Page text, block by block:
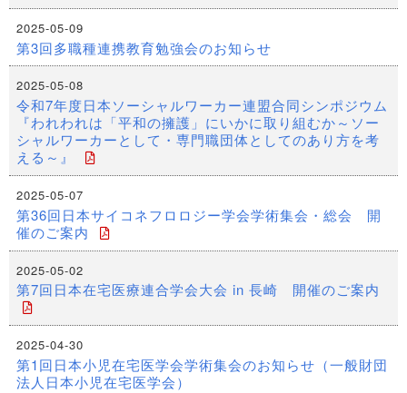
2025-05-09
第3回多職種連携教育勉強会のお知らせ
2025-05-08
令和7年度日本ソーシャルワーカー連盟合同シンポジウム
『われわれは「平和の擁護」にいかに取り組むか～ソー
シャルワーカーとして・専門職団体としてのあり方を考
える～』
2025-05-07
第36回日本サイコネフロロジー学会学術集会・総会 開
催のご案内
2025-05-02
第7回日本在宅医療連合学会大会 in 長崎 開催のご案内
2025-04-30
第1回日本小児在宅医学会学術集会のお知らせ（一般財団
法人日本小児在宅医学会）